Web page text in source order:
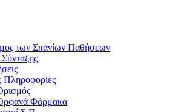
των Σπανίων Παθήσεων
Πληροφορίες
Φάρμακα